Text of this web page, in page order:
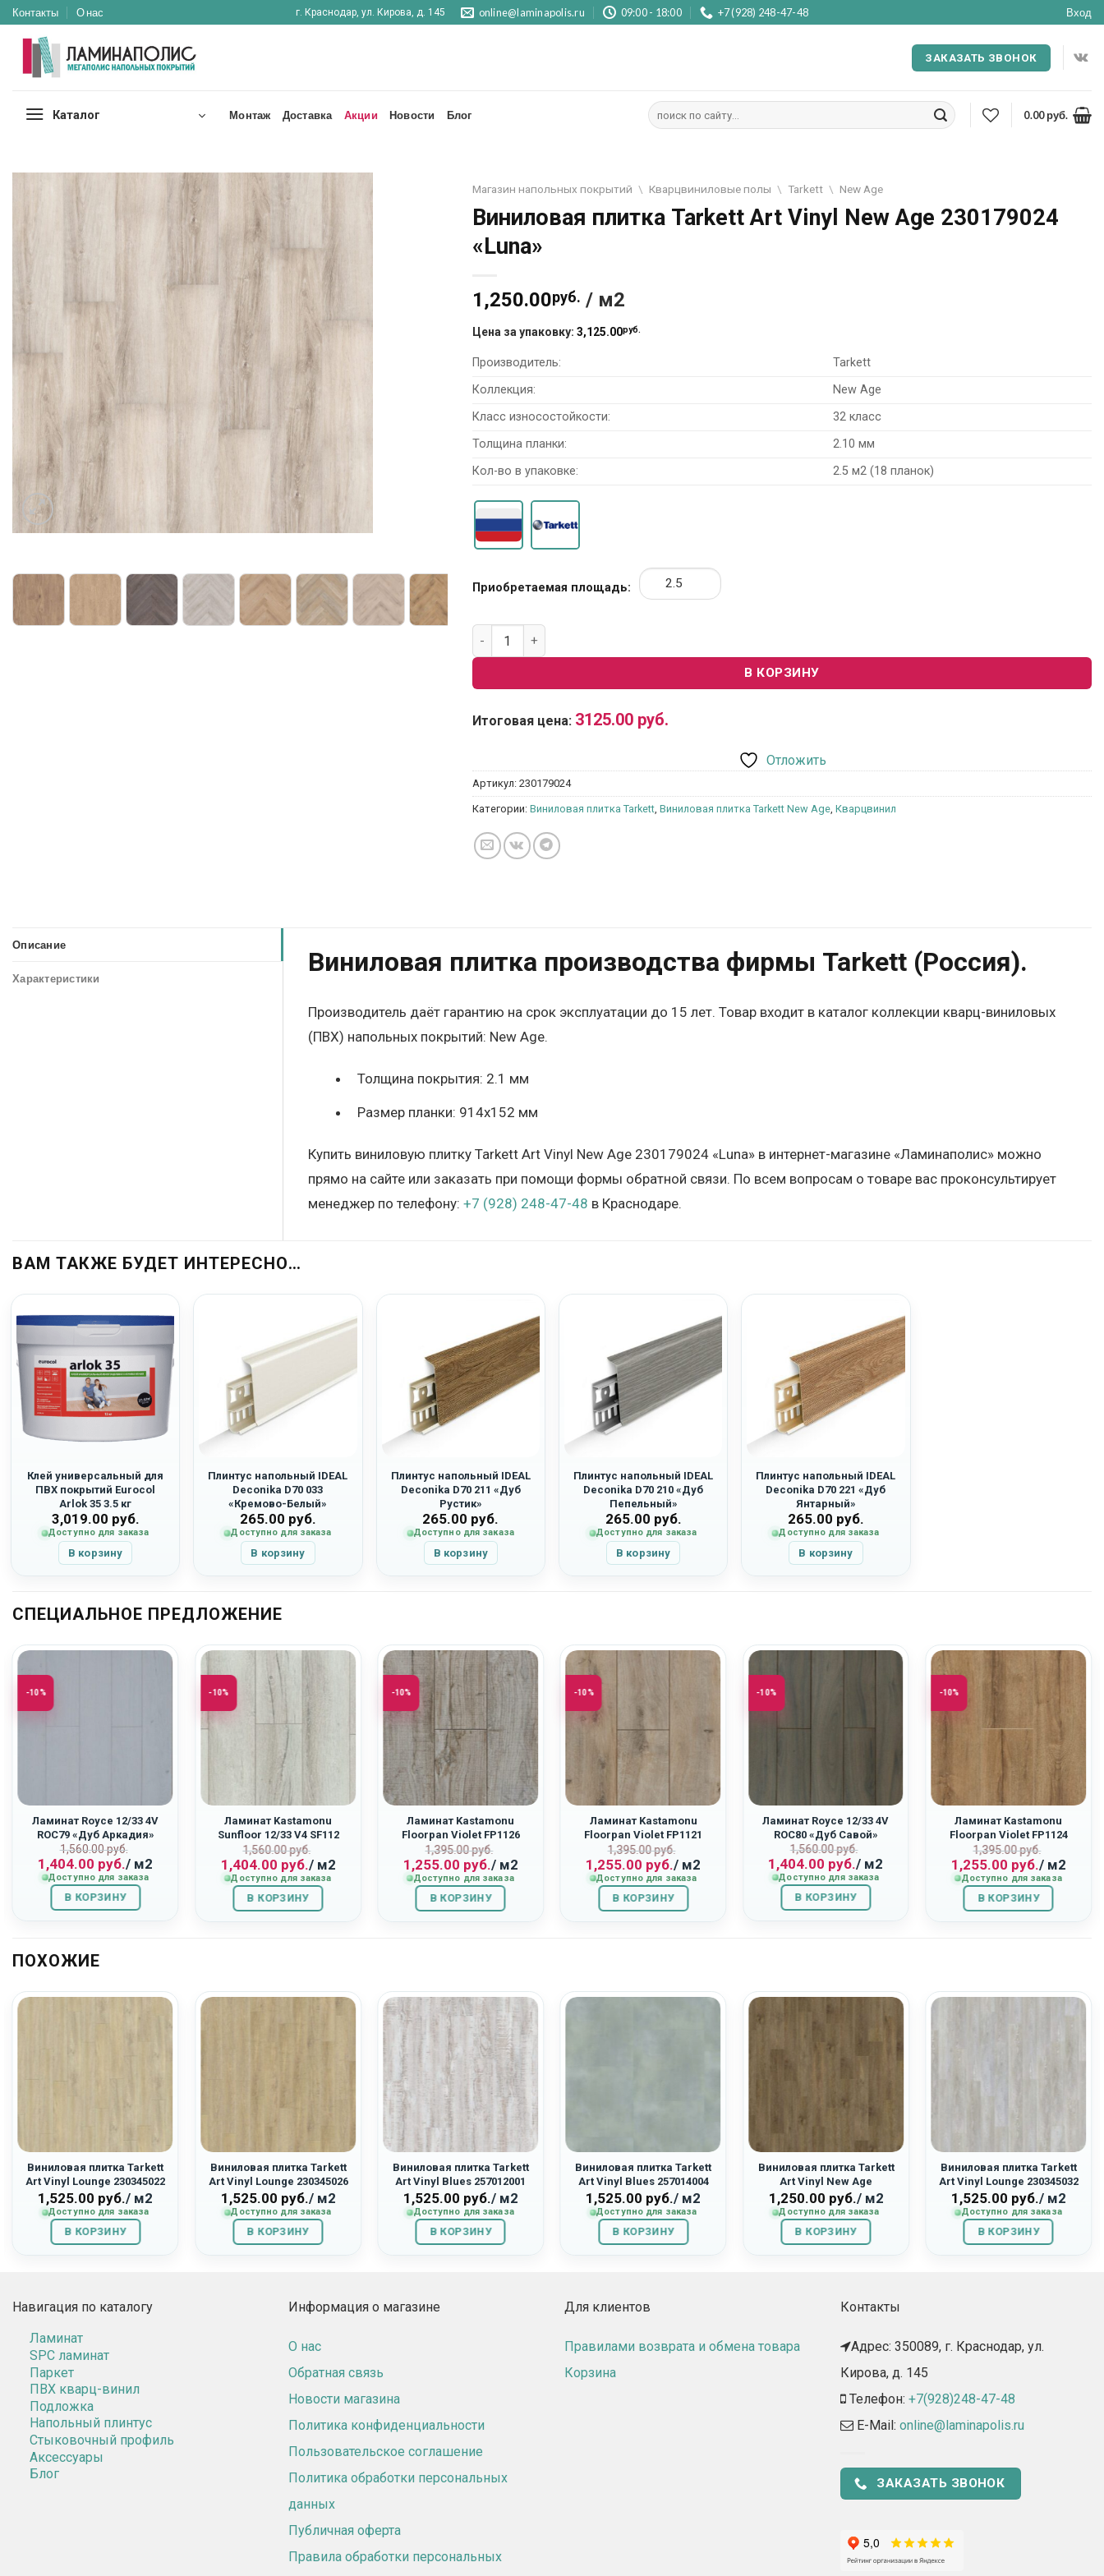
Skip
to
content
Контакты О нас г. Краснодар, ул. Кирова, д. 145 online@laminapolis.ru 09:00 - 18:00 +7 (928) 248-47-48 Вход
ЗАКАЗАТЬ ЗВОНОК
Каталог Монтаж Доставка Акции Новости Блог
Искать:
0.00руб.
Отложить
Магазин напольных покрытий \ Кварцвиниловые полы \ Tarkett \ New Age
Виниловая плитка Tarkett Art Vinyl New Age 230179024
«Luna»
1,250.00руб. / м2
Цена за упаковку: 3,125.00руб.
Производитель:
Tarkett
Коллекция:
New Age
Класс износостойкости:
32 класс
Толщина планки:
2.10 мм
Кол-во в упаковке:
2.5 м2 (18 планок)
Приобретаемая площадь:
Количество товара Виниловая плитка Tarkett Art Vinyl New Age 230179024 «Luna»
В КОРЗИНУ
Итоговая цена: 3125.00 руб.
Отложить
Артикул: 230179024
Категории: Виниловая плитка Tarkett Виниловая плитка Tarkett New Age Кварцвинил
Описание
Характеристики
Виниловая плитка производства фирмы Tarkett (Россия).
Производитель даёт гарантию на срок эксплуатации до 15 лет. Товар входит в каталог коллекции кварц-виниловых
(ПВХ) напольных покрытий: New Age.
Толщина покрытия: 2.1 мм
Размер планки: 914х152 мм
Купить виниловую плитку Tarkett Art Vinyl New Age 230179024 «Luna» в интернет-магазине «Ламинаполис» можно
прямо на сайте или заказать при помощи формы обратной связи. По всем вопросам о товаре вас проконсультирует
менеджер по телефону: +7 (928) 248-47-48 в Краснодаре.
ВАМ ТАКЖЕ БУДЕТ ИНТЕРЕСНО…
Клей универсальный для
ПВХ покрытий Eurocol
Arlok 35 3.5 кг
3,019.00 руб.
Доступно для заказа
В корзину
Плинтус напольный IDEAL
Deconika D70 033
«Кремово-Белый»
265.00 руб.
Доступно для заказа
В корзину
Плинтус напольный IDEAL
Deconika D70 211 «Дуб
Рустик»
265.00 руб.
Доступно для заказа
В корзину
Плинтус напольный IDEAL
Deconika D70 210 «Дуб
Пепельный»
265.00 руб.
Доступно для заказа
В корзину
Плинтус напольный IDEAL
Deconika D70 221 «Дуб
Янтарный»
265.00 руб.
Доступно для заказа
В корзину
СПЕЦИАЛЬНОЕ ПРЕДЛОЖЕНИЕ
-10%
Ламинат Royce 12/33 4V
ROC79 «Дуб Аркадия»
1,560.00руб.
Первоначальная
цена
составляла
1,560.00
руб..
1,404.00 руб.
Текущая
цена:
1,404.00
руб..
/ м2
Доступно для заказа
В КОРЗИНУ
-10%
Ламинат Kastamonu
Sunfloor 12/33 V4 SF112
«Дуб Ривьера»
1,560.00руб.
Первоначальная
цена
составляла
1,560.00
руб..
1,404.00 руб.
Текущая
цена:
1,404.00
руб..
/ м2
Доступно для заказа
В КОРЗИНУ
-10%
Ламинат Kastamonu
Floorpan Violet FP1126
“Дуб Орион”
1,395.00руб.
Первоначальная
цена
составляла
1,395.00
руб..
1,255.00 руб.
Текущая
цена:
1,255.00
руб..
/ м2
Доступно для заказа
В КОРЗИНУ
-10%
Ламинат Kastamonu
Floorpan Violet FP1121
“Дуб Восток”
1,395.00руб.
Первоначальная
цена
составляла
1,395.00
руб..
1,255.00 руб.
Текущая
цена:
1,255.00
руб..
/ м2
Доступно для заказа
В КОРЗИНУ
-10%
Ламинат Royce 12/33 4V
ROC80 «Дуб Савой»
1,560.00руб.
Первоначальная
цена
составляла
1,560.00
руб..
1,404.00 руб.
Текущая
цена:
1,404.00
руб..
/ м2
Доступно для заказа
В КОРЗИНУ
-10%
Ламинат Kastamonu
Floorpan Violet FP1124
“Дуб Фалкон”
1,395.00руб.
цена
составляла
1,395.00
руб..
1,255.00 руб.
Текущая
цена:
1,255.00
руб..
/ м2
Доступно для заказа
В КОРЗИНУ
ПОХОЖИЕ
Виниловая плитка Tarkett
Art Vinyl Lounge 230345022
«Lorenzo»
1,525.00 руб./ м2
Доступно для заказа
В КОРЗИНУ
Виниловая плитка Tarkett
Art Vinyl Lounge 230345026
«Relax»
1,525.00 руб./ м2
Доступно для заказа
В КОРЗИНУ
Виниловая плитка Tarkett
Art Vinyl Blues 257012001
«Lancaster»
1,525.00 руб./ м2
Доступно для заказа
В КОРЗИНУ
Виниловая плитка Tarkett
Art Vinyl Blues 257014004
«Portland»
1,525.00 руб./ м2
Доступно для заказа
В КОРЗИНУ
Виниловая плитка Tarkett
Art Vinyl New Age
230179008 «Orto»
1,250.00 руб./ м2
Доступно для заказа
В КОРЗИНУ
Виниловая плитка Tarkett
Art Vinyl Lounge 230345032
«Husky»
1,525.00 руб./ м2
Доступно для заказа
В КОРЗИНУ
Навигация по каталогу
Ламинат
SPC ламинат
Паркет
ПВХ кварц-винил
Подложка
Напольный плинтус
Стыковочный профиль
Аксессуары
Блог
Информация о магазине
О нас
Обратная связь
Новости магазина
Политика конфиденциальности
Пользовательское соглашение
Политика обработки персональных
данных
Публичная оферта
Правила обработки персональных
Для клиентов
Правилами возврата и обмена товара
Корзина
Контакты
Адрес: 350089, г. Краснодар, ул.
Кирова, д. 145​
Телефон: +7(928)248-47-48
E-Mail: online@laminapolis.ru
ЗАКАЗАТЬ ЗВОНОК